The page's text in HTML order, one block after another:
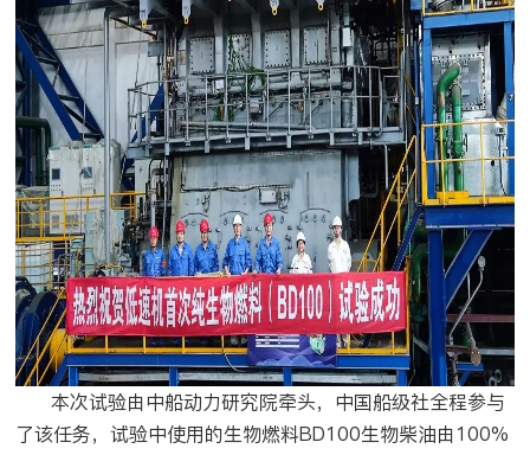
本次试验由中船动力研究院牵头，中国船级社全程参与
了该任务，试验中使用的生物燃料BD100生物柴油由100%